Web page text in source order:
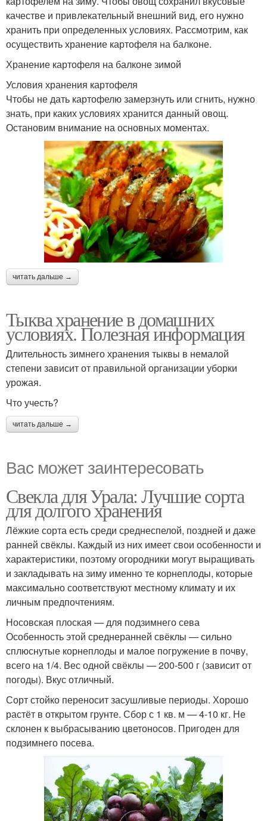
качестве и привлекательный внешний вид, его нужно
хранить при определенных условиях. Рассмотрим, как
осуществить хранение картофеля на балконе.
Хранение картофеля на балконе зимой
Условия хранения картофеля
Чтобы не дать картофелю замерзнуть или сгнить, нужно
знать, при каких условиях хранится данный овощ.
Остановим внимание на основных моментах.
читать дальше →
Тыква хранение в домашних
условиях. Полезная информация
Длительность зимнего хранения тыквы в немалой
степени зависит от правильной организации уборки
урожая.
Что учесть?
читать дальше →
Вас может заинтересовать
Свекла для Урала: Лучшие сорта
для долгого хранения
Лёжкие сорта есть среди среднеспелой, поздней и даже
ранней свёклы. Каждый из них имеет свои особенности и
характеристики, поэтому огородники могут выращивать
и закладывать на зиму именно те корнеплоды, которые
максимально соответствуют местному климату и их
личным предпочтениям.
Носовская плоская — для подзимнего сева
Особенность этой среднеранней свёклы — сильно
сплюснутые корнеплоды и малое погружение в почву,
всего на 1/4. Вес одной свёклы — 200-500 г (зависит от
погоды). Вкус отличный.
Сорт стойко переносит засушливые периоды. Хорошо
растёт в открытом грунте. Сбор с 1 кв. м — 4-10 кг. Не
склонен к выбрасыванию цветоносов. Пригоден для
подзимнего посева.